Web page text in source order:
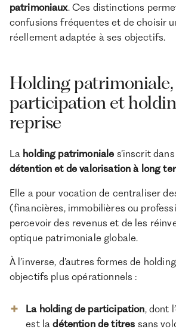
patrimoniaux. Ces distinctions
confusions fréquentes et de choisir
réellement adaptée à ses objectifs.
Holding
participation et
reprise
La holding patrimoniale s’inscrit
détention et de valorisation à long
Elle a pour vocation de centraliser
(financières, immobilières ou
percevoir des revenus et de les
optique patrimoniale globale.
À l’inverse, d’autres formes de
objectifs plus opérationnels :
La holding de participation, dont
est ladétention de titres sans